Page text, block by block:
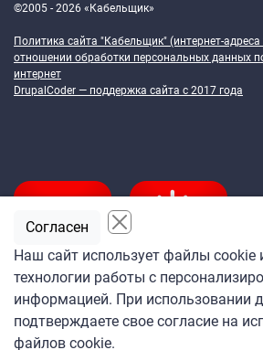
©2005 - 2026 «Кабельщик»
Политика сайта "Кабельщик" (интернет-адреса
отношении обработки персональных данных
интернет
DrupalCoder — поддержка сайта c 2017 года
Подпишитесь
на ежедневную рассылку
«Кабельщика»
Наш сайт использует файлы cookie
технологии работы с
информацией. При использовании
подтверждаете свое согласие на
файлов cookie.
Согласен